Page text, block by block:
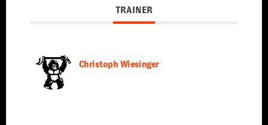
TRAINER
Christoph Wiesinger